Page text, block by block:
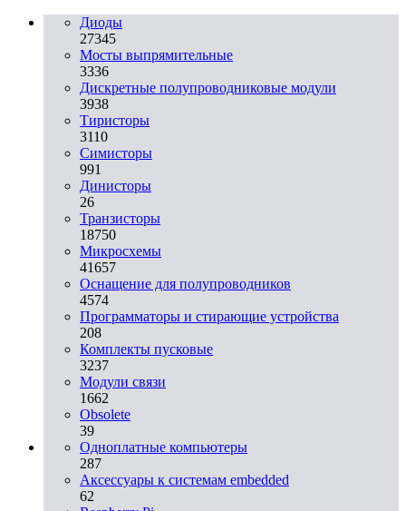
Диоды
27345
Мосты выпрямительные
3336
Дискретные полупроводниковые модули
3938
Тиристоры
3110
Симисторы
991
Динисторы
26
Транзисторы
18750
Микросхемы
41657
Оснащение для полупроводников
4574
Программаторы и стирающие устройства
208
Комплекты пусковые
3237
Модули связи
1662
Obsolete
39
Одноплатные компьютеры
287
Аксессуары к системам embedded
62